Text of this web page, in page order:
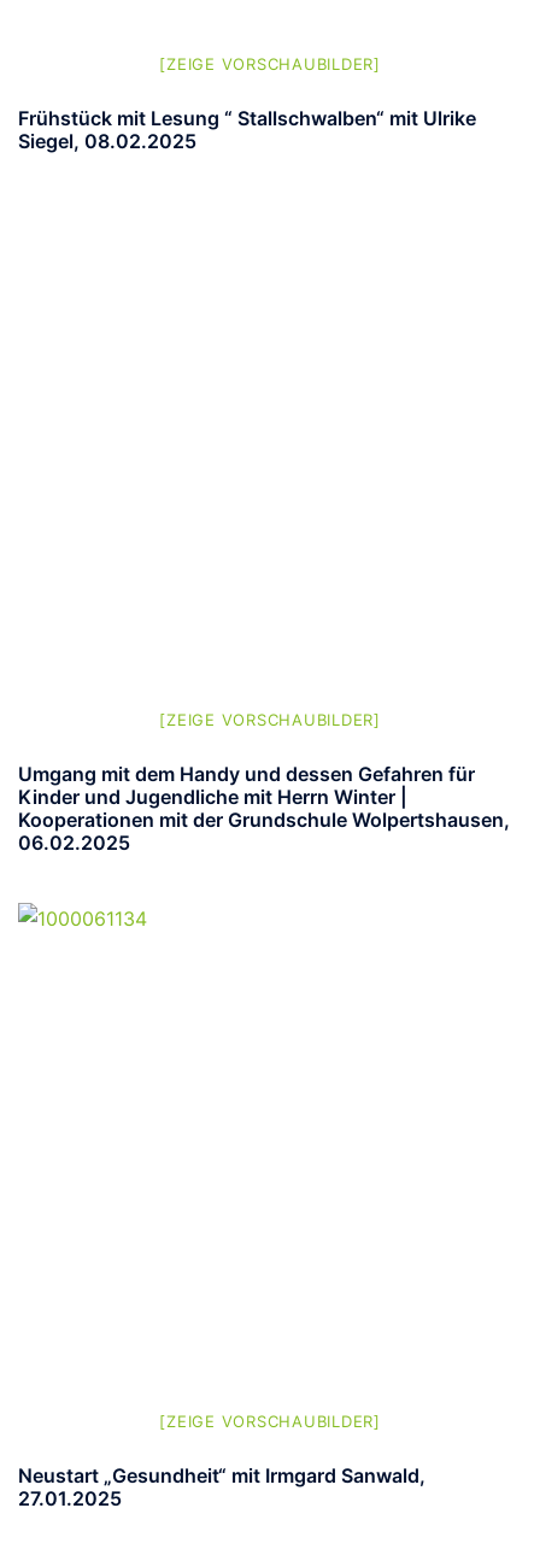
[ZEIGE VORSCHAUBILDER]
Frühstück mit Lesung “ Stallschwalben“ mit Ulrike
Siegel, 08.02.2025
[ZEIGE VORSCHAUBILDER]
Umgang mit dem Handy und dessen Gefahren für
Kinder und Jugendliche mit Herrn Winter |
Kooperationen mit der Grundschule Wolpertshausen,
06.02.2025
[ZEIGE VORSCHAUBILDER]
Neustart „Gesundheit“ mit Irmgard Sanwald,
27.01.2025